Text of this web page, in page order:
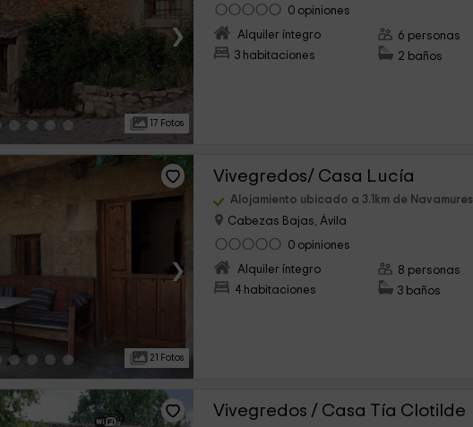
›
17 Fotos
0 opiniones
Alquiler íntegro
3 habitaciones
6 personas
2 baños
›
21 Fotos
Vivegredos/ Casa Lucía
Alojamiento ubicado a 3.1km de Navamures
Cabezas Bajas, Ávila
0 opiniones
Alquiler íntegro
4 habitaciones
8 personas
3 baños
Vivegredos / Casa Tía Clotilde